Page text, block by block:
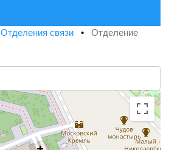
Отделения связи • Отделение